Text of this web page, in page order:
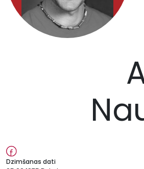
Dzimšanas dati